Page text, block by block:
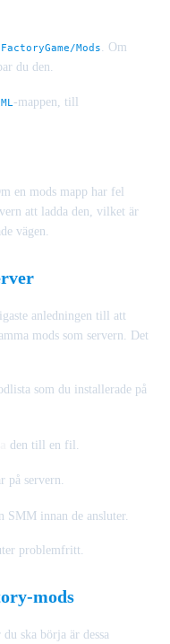
FactoryGame/Mods
. Om
du den.
-mappen, till
en mods mapp har fel
att ladda den, vilket är
vägen.
anledningen till att
mods som servern. Det
som du installerade på
den till en fil.
på servern.
SMM innan de ansluter.
problemfritt.
mods
ska börja är dessa